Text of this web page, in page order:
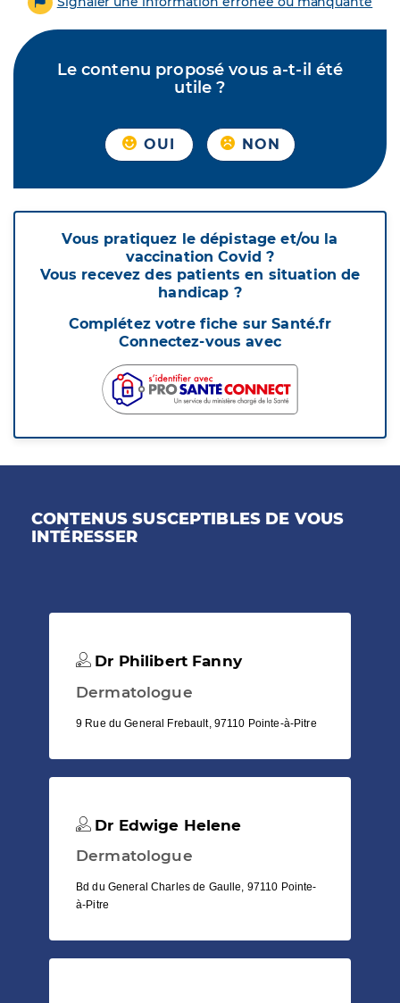
Le contenu proposé vous a-t-il été
utile ?
OUI NON
Vous pratiquez le dépistage et/ou la
vaccination Covid ?
Vous recevez des patients en situation de
handicap ?
Complétez votre fiche sur Santé.fr
Connectez-vous avec
CONTENUS SUSCEPTIBLES DE VOUS
INTÉRESSER
Dr Philibert Fanny
Dermatologue
9 Rue du General Frebault, 97110 Pointe-à-Pitre
Dr Edwige Helene
Dermatologue
Bd du General Charles de Gaulle, 97110 Pointe-
à-Pitre